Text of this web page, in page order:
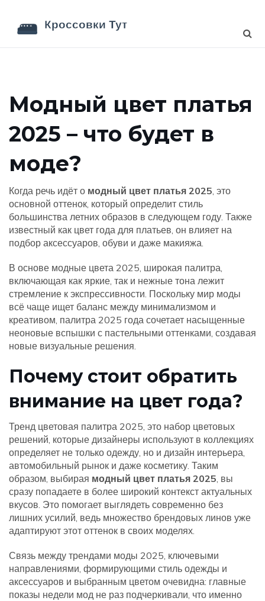
Модный цвет платья
2025 – что будет в
моде?
Когда речь идёт о модный цвет платья 2025, это
основной оттенок, который определит стиль
большинства летних образов в следующем году. Также
известный как цвет года для платьев, он влияет на
подбор аксессуаров, обуви и даже макияжа.
В основе модные цвета 2025, широкая палитра,
включающая как яркие, так и нежные тона лежит
стремление к экспрессивности. Поскольку мир моды
всё чаще ищет баланс между минимализмом и
креативом, палитра 2025 года сочетает насыщенные
неоновые вспышки с пастельными оттенками, создавая
новые визуальные решения.
Почему стоит обратить
внимание на цвет года?
Тренд цветовая палитра 2025, это набор цветовых
решений, которые дизайнеры используют в коллекциях
определяет не только одежду, но и дизайн интерьера,
автомобильный рынок и даже косметику. Таким
образом, выбирая модный цвет платья 2025, вы
сразу попадаете в более широкий контекст актуальных
вкусов. Это помогает выглядеть современно без
лишних усилий, ведь множество брендовых линов уже
адаптируют этот оттенок в своих моделях.
Связь между трендами моды 2025, ключевыми
направлениями, формирующими стиль одежды и
аксессуаров и выбранным цветом очевидна: главные
показы недели мод не раз подчеркивали, что именно